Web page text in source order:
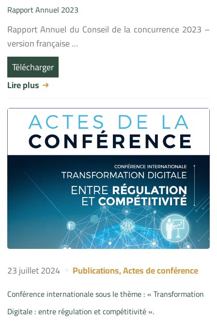
Rapport Annuel 2023
Rapport Annuel du Conseil de la concurrence 2023 –
version française …
Télécharger
Lire plus
23 juillet 2024 Publications,Actes de conférence
Conférence internationale sous le thème : « Transformation
Digitale : entre régulation et compétitivité ».